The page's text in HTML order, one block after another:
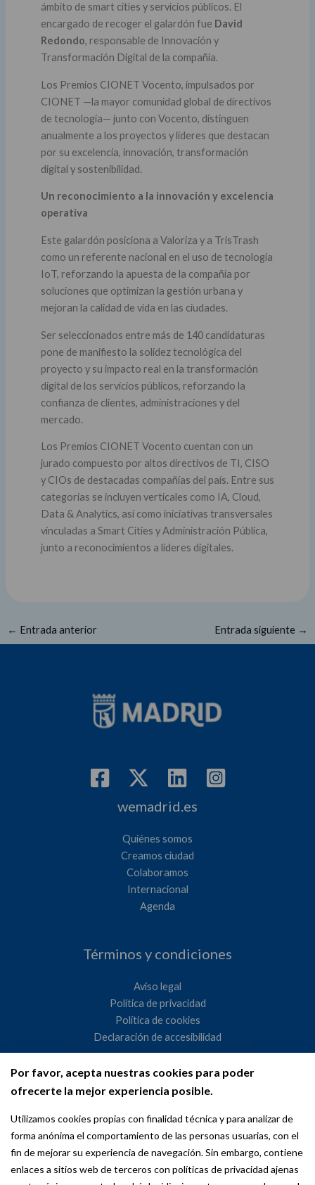
Por favor, acepta nuestras cookies para poder
ofrecerte la mejor experiencia posible.
Utilizamos cookies propias con finalidad técnica y para analizar de
forma anónima el comportamiento de las personas usuarias, con el
fin de mejorar su experiencia de navegación. Sin embargo, contiene
enlaces a sitios web de terceros con políticas de privacidad ajenas
ámbito de smart cities y servicios públicos. El
encargado de recoger el galardón fue David
Redondo, responsable de Innovación y
Transformación Digital de la compañía.
Los Premios CIONET Vocento, impulsados por
CIONET —la mayor comunidad global de directivos
de tecnología— junto con Vocento, distinguen
anualmente a los proyectos y líderes que destacan
por su excelencia, innovación, transformación
digital y sostenibilidad.
Un reconocimiento a la innovación y excelencia
operativa
Este galardón posiciona a Valoriza y a TrisTrash
como un referente nacional en el uso de tecnología
IoT, reforzando la apuesta de la compañía por
soluciones que optimizan la gestión urbana y
mejoran la calidad de vida en las ciudades.
Ser seleccionados entre más de 140 candidaturas
pone de manifiesto la solidez tecnológica del
proyecto y su impacto real en la transformación
digital de los servicios públicos, reforzando la
confianza de clientes, administraciones y del
mercado.
Los Premios CIONET Vocento cuentan con un
jurado compuesto por altos directivos de TI, CISO
y CIOs de destacadas compañías del país. Entre sus
categorías se incluyen verticales como IA, Cloud,
Data & Analytics, así como iniciativas transversales
vinculadas a Smart Cities y Administración Pública,
junto a reconocimientos a líderes digitales.
← Entrada anterior Entrada siguiente →
wemadrid.es
Quiénes somos
Creamos ciudad
Colaboramos
Internacional
Agenda
Términos y condiciones
Aviso legal
Política de privacidad
Política de cookies
Declaración de accesibilidad
Ayuntamiento de Madrid
WeMadrid es un sitio web del Ayuntamiento de Madrid
dedicado a las relaciones institucionales y la actividad
internacional del Alcalde. ​